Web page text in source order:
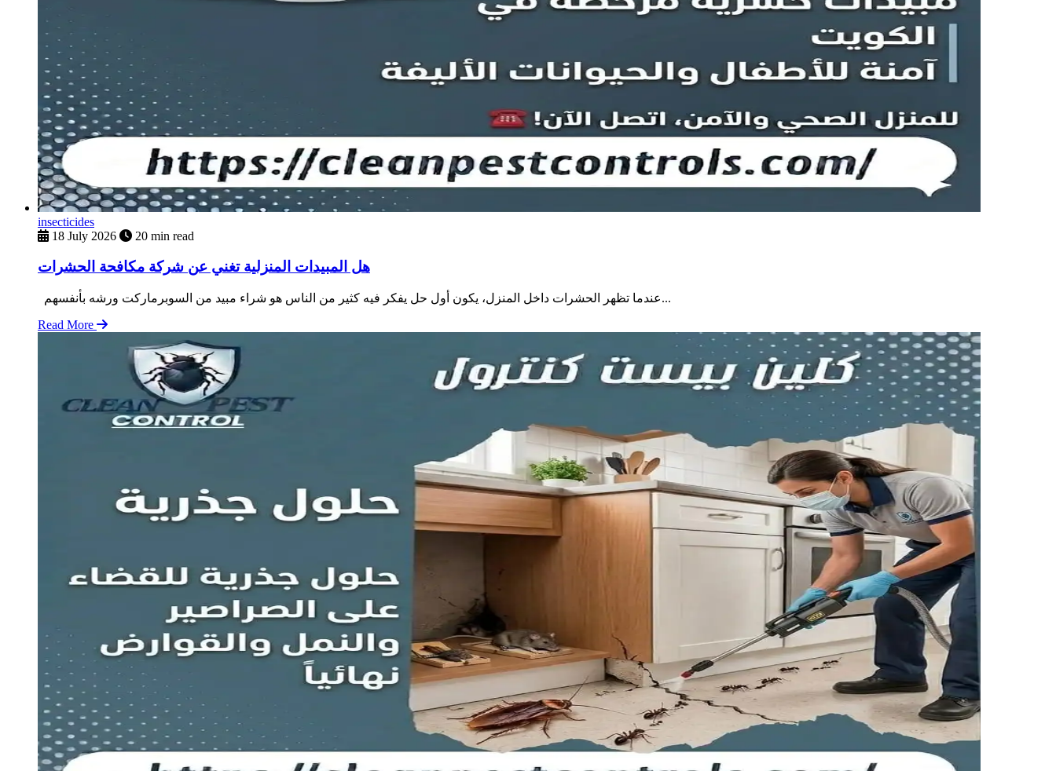
insecticides
18 July 2026
20 min read
هل المبيدات المنزلية تغني عن شركة مكافحة الحشرات
عندما تظهر الحشرات داخل المنزل، يكون أول حل يفكر فيه كثير من الناس هو شراء مبيد من السوبرماركت ورشه بأنفسهم...
Read More